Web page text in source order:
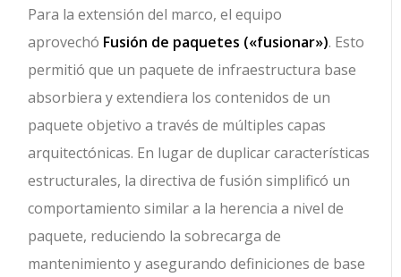
Para la extensión del marco, el equipo
aprovechó Fusión de paquetes («fusionar»). Esto
permitió que un paquete de infraestructura base
absorbiera y extendiera los contenidos de un
paquete objetivo a través de múltiples capas
arquitectónicas. En lugar de duplicar características
estructurales, la directiva de fusión simplificó un
comportamiento similar a la herencia a nivel de
paquete, reduciendo la sobrecarga de
mantenimiento y asegurando definiciones de base